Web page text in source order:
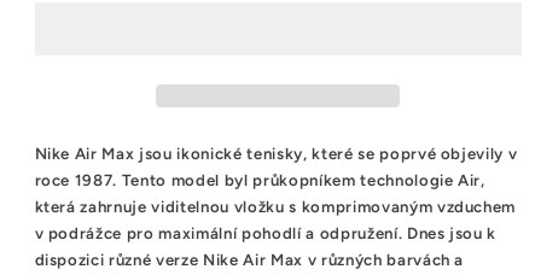
Nike Air Max jsou ikonické tenisky, které se poprvé objevily v
roce 1987. Tento model byl průkopníkem technologie Air,
která zahrnuje viditelnou vložku s komprimovaným vzduchem
v podrážce pro maximální pohodlí a odpružení. Dnes jsou k
dispozici různé verze Nike Air Max v různých barvách a